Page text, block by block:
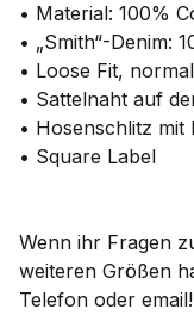
• Material: 100%
• „Smith“-Denim:
• Loose Fit,
• Sattelnaht auf
• Hosenschlitz mit
• Square Label
Wenn ihr Fragen
weiteren Größen
Telefon oder email!